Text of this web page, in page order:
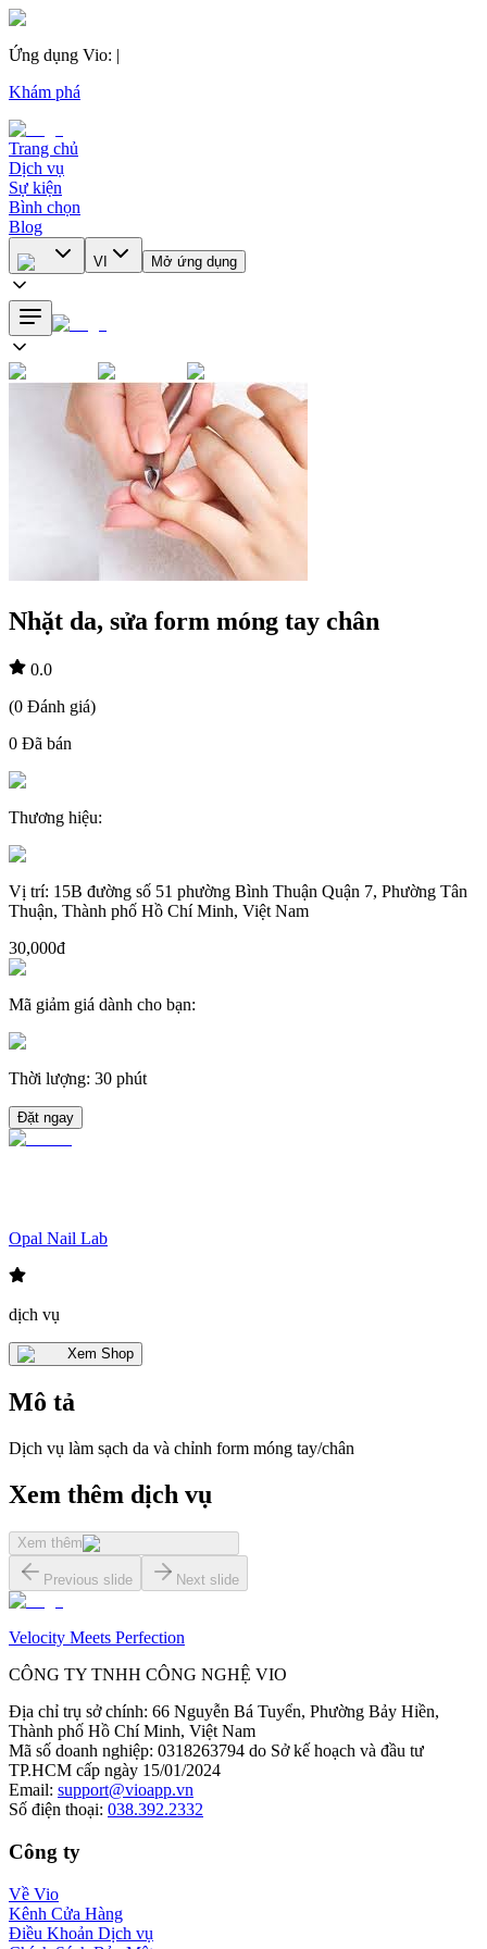
Ứng dụng Vio: |
Khám phá
Trang chủ
Dịch vụ
Sự kiện
Bình chọn
Blog
VI Mở ứng dụng
Nhặt da, sửa form móng tay chân
0.0
(0 Đánh giá)
0 Đã bán
Thương hiệu:
Vị trí: 15B đường số 51 phường Bình Thuận Quận 7, Phường Tân
Thuận, Thành phố Hồ Chí Minh, Việt Nam
30,000đ
Mã giảm giá dành cho bạn:
Thời lượng: 30 phút
Đặt ngay
Opal Nail Lab
dịch vụ
Xem Shop
Mô tả
Dịch vụ làm sạch da và chỉnh form móng tay/chân
Xem thêm dịch vụ
Xem thêm
Previous slide Next slide
Velocity Meets Perfection
CÔNG TY TNHH CÔNG NGHỆ VIO
Địa chỉ trụ sở chính: 66 Nguyễn Bá Tuyển, Phường Bảy Hiền,
Thành phố Hồ Chí Minh, Việt Nam
Mã số doanh nghiệp: 0318263794 do Sở kế hoạch và đầu tư
TP.HCM cấp ngày 15/01/2024
Email: support@vioapp.vn
Số điện thoại: 038.392.2332
Công ty
Về Vio
Kênh Cửa Hàng
Điều Khoản Dịch vụ